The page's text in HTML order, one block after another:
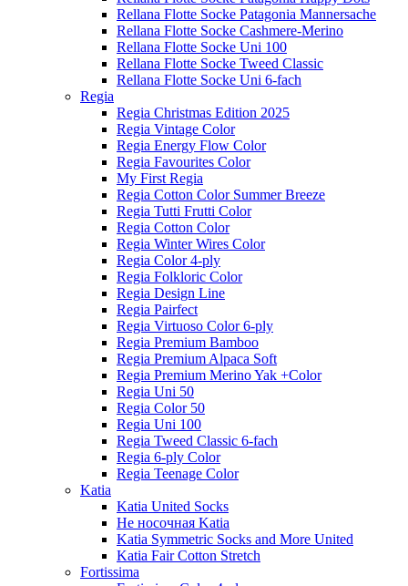
Rellana Flotte Socke Patagonia Mannersache
Rellana Flotte Socke Cashmere-Merino
Rellana Flotte Socke Uni 100
Rellana Flotte Socke Tweed Classic
Rellana Flotte Socke Uni 6-fach
Regia
Regia Christmas Edition 2025
Regia Vintage Color
Regia Energy Flow Color
Regia Favourites Color
My First Regia
Regia Cotton Color Summer Breeze
Regia Tutti Frutti Color
Regia Cotton Color
Regia Winter Wires Color
Regia Color 4-ply
Regia Folkloric Color
Regia Design Line
Regia Pairfect
Regia Virtuoso Color 6-ply
Regia Premium Bamboo
Regia Premium Alpaca Soft
Regia Premium Merino Yak +Color
Regia Uni 50
Regia Color 50
Regia Uni 100
Regia Tweed Classic 6-fach
Regia 6-ply Color
Regia Teenage Color
Katia
Katia United Socks
Не носочная Katia
Katia Symmetric Socks and More United
Katia Fair Cotton Stretch
Fortissima